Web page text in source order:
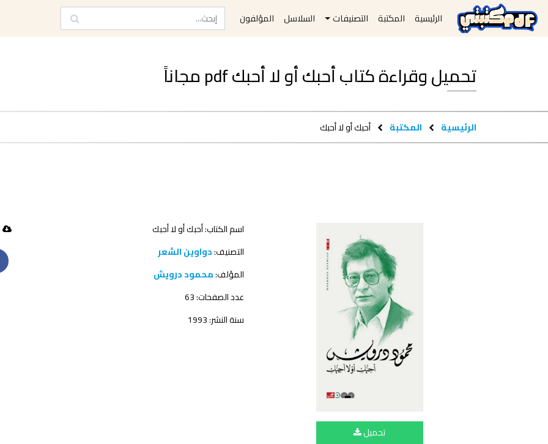
الرئيسية المكتبة التصنيفات السلاسل المؤلفون
تحميل وقراءة كتاب أحبك أو لا أحبك pdf مجاناً
الرئيسية المكتبة أحبك أو لا أحبك
تحميل
اسم الكتاب: أحبك أو لا أحبك
التصنيف:دواوين الشعر
المؤلف:محمود درويش
عدد الصفحات: 63
سنة النشر: 1993